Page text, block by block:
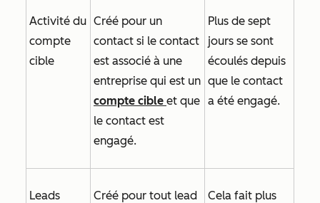
Activité du
compte
cible
Créé pour un
contact si le contact
est associé à une
entreprise qui est un
compte cible et que
le contact est
engagé.
Plus de sept
jours se sont
écoulés depuis
que le contact
a été engagé.
Leads
Créé pour tout lead
Cela fait plus